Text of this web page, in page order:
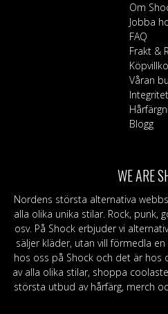
Om
Jobba
FAQ
Frakt &
Våran
Blogg
WE ARE
Nordens största alternativa
alla olika unika stilar. Rock, punk,
osv. På Shock erbjuder vi
säljer kläder, utan vill förmedla
hos oss på Shock och det är hos
av alla olika stilar, shoppa
största utbud av hårfärg, merch